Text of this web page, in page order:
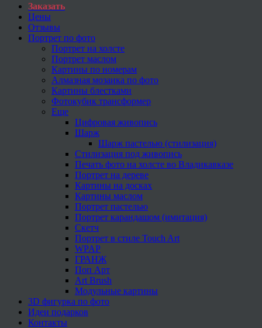
Заказать
Цены
Отзывы
Портрет по фото
Портрет на холсте
Портрет маслом
Картины по номерам
Алмазная мозаика по фото
Картины блестками
Фотокубик трансформер
Еще
Цифровая живопись
Шарж
Шарж пастелью (стилизация)
Стилизация под живопись
Печать фото на холсте во Владикавказе
Портрет на дереве
Картины на досках
Картины маслом
Портрет пастелью
Портрет карандашом (имитация)
Скетч
Портрет в стиле Touch Art
WPAP
ГРАНЖ
Поп Арт
Art Brush
Модульные картины
3D фигурка по фото
Идеи подарков
Контакты